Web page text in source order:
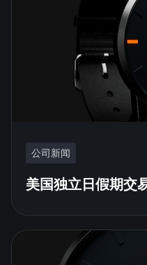
公司新闻
美国独立日假期交